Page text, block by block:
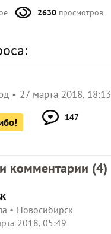
2630 просмотров
27 марта 2018, 18:13
147
комментарии (4)
Новосибирск
2018, 05:49